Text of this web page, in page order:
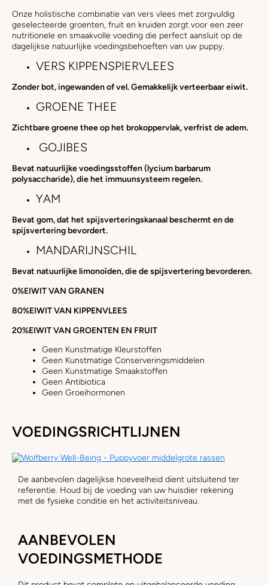
Onze holistische combinatie van vers vlees met zorgvuldig
geselecteerde groenten, fruit en kruiden zorgt voor een zeer
nutritionele en smaakvolle voeding die perfect aansluit op de
dagelijkse natuurlijke voedingsbehoeften van uw puppy.
VERS KIPPENSPIERVLEES
Zonder bot, ingewanden of vel. Gemakkelijk verteerbaar eiwit.
GROENE THEE
Zichtbare groene thee op het brokoppervlak, verfrist de adem.
GOJIBES
Bevat natuurlijke voedingsstoffen (lycium barbarum
polysaccharide), die het immuunsysteem regelen.
YAM
Bevat gom, dat het spijsverteringskanaal beschermt en de
spijsvertering bevordert.
MANDARIJNSCHIL
Bevat natuurlijke limonoïden, die de spijsvertering bevorderen.
0%EIWIT VAN GRANEN
80%EIWIT VAN KIPPENVLEES
20%EIWIT VAN GROENTEN EN FRUIT
Geen Kunstmatige Kleurstoffen
Geen Kunstmatige Conserveringsmiddelen
Geen Kunstmatige Smaakstoffen
Geen Antibiotica
Geen Groeihormonen
VOEDINGSRICHTLIJNEN
De aanbevolen dagelijkse hoeveelheid dient uitsluitend ter
referentie. Houd bij de voeding van uw huisdier rekening
met de fysieke conditie en het activiteitsniveau.
AANBEVOLEN
VOEDINGSMETHODE